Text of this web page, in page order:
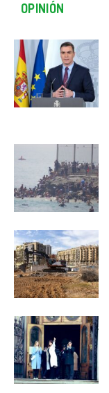
OPINIÓN